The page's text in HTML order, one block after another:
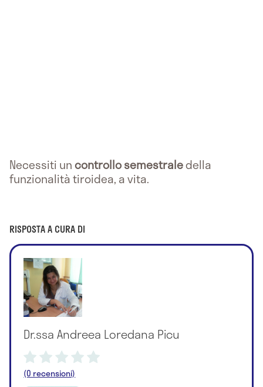
Necessiti uncontrollo semestraledella
funzionalità tiroidea, a vita.
RISPOSTA A CURA DI
Dr.ssa Andreea Loredana Picu
(0 recensioni)